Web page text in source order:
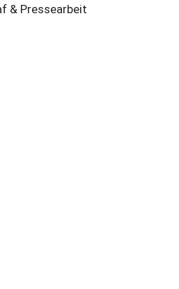
& Pressearbeit